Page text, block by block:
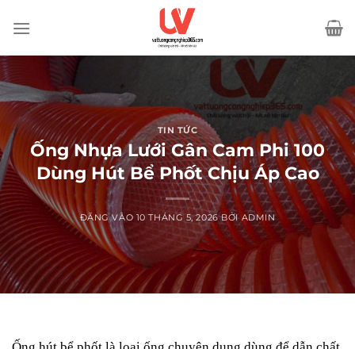
qua
dung
TIN TỨC
Ống Nhựa Lưới Gân Cam Phi 100
Dùng Hút Bể Phốt Chịu Áp Cao
ĐĂNG VÀO 10 THÁNG 5, 2026 BỞIADMIN